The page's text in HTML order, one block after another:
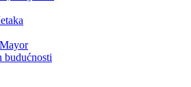
budućnosti